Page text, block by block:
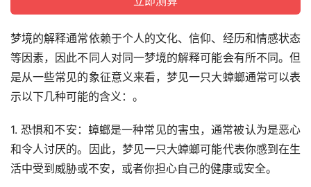
梦境的解释通常依赖于个人的文化、信仰、经历和情感状态
等因素，因此不同人对同一梦境的解释可能会有所不同。但
是从一些常见的象征意义来看，梦见一只大蟑螂通常可以表
示以下几种可能的含义：。
1. 恐惧和不安：蟑螂是一种常见的害虫，通常被认为是恶心
和令人讨厌的。因此，梦见一只大蟑螂可能代表你感到在生
活中受到威胁或不安，或者你担心自己的健康或安全。